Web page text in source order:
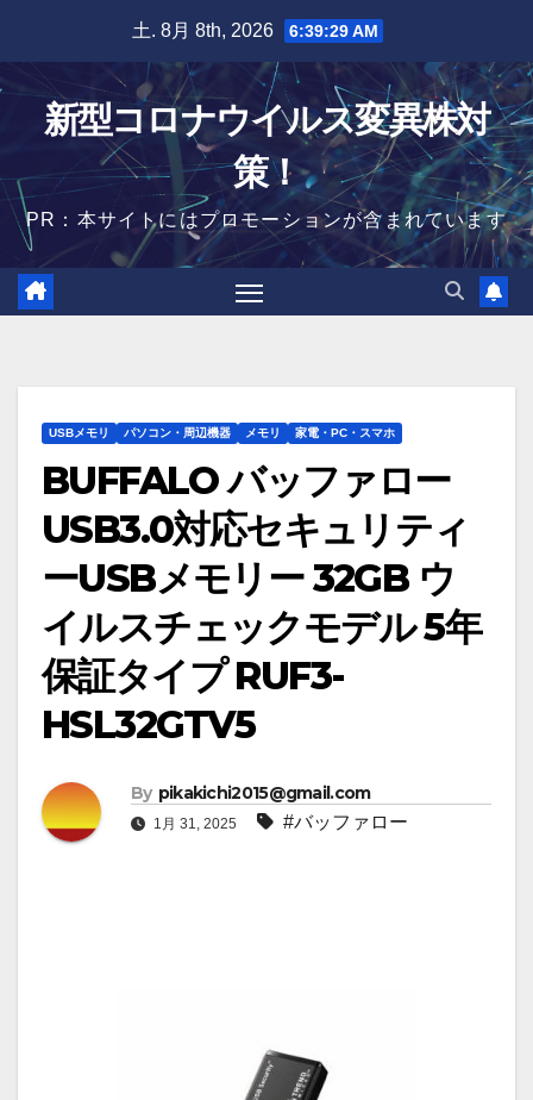
content
土. 8月 8th, 2026 6:39:30 AM
新型コロナウイルス変異株対
策！
PR：本サイトにはプロモーションが含まれています
USBメモリ パソコン・周辺機器 メモリ 家電・PC・スマホ
BUFFALO バッファロー
USB3.0対応セキュリティ
ーUSBメモリー 32GB ウ
イルスチェックモデル 5年
保証タイプ RUF3-
HSL32GTV5
By pikakichi2015@gmail.com
1月 31, 2025 #バッファロー